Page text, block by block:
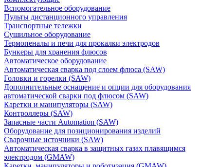
Вспомогательное оборудование
Пульты дистанционного управления
Транспортные тележки
Сушильное оборудование
Термопеналы и печи для прокалки электродов
Бункеры для хранения флюсов
Автоматическое оборудование
Автоматическая сварка под слоем флюса (SAW)
Головки и горелки (SAW)
Дополнительные оснащение и опции для оборудования
автоматической сварки под флюсом (SAW)
Каретки и манипуляторы (SAW)
Контроллеры (SAW)
Запасные части Automation (SAW)
Оборудование для позиционирования изделий
Сварочные источники (SAW)
Автоматическая сварка в защитных газах плавящимся
электродом (GMAW)